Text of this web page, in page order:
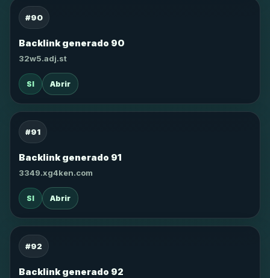
#90
Backlink generado 90
32w5.adj.st
SI Abrir
#91
Backlink generado 91
3349.xg4ken.com
SI Abrir
#92
Backlink generado 92